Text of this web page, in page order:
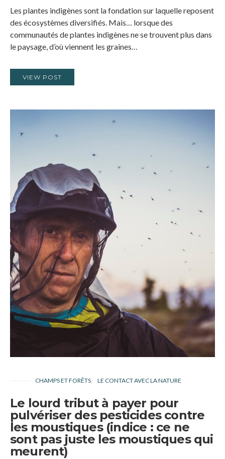
Les plantes indigènes sont la fondation sur laquelle reposent
des écosystèmes diversifiés. Mais… lorsque des
communautés de plantes indigènes ne se trouvent plus dans
le paysage, d’où viennent les graines…
VIEW POST
CHAMPS ET FORÊTS LE CONTACT AVEC LA NATURE
Le lourd tribut à payer pour
pulvériser des pesticides contre
les moustiques (indice : ce ne
sont pas juste les moustiques qui
meurent)